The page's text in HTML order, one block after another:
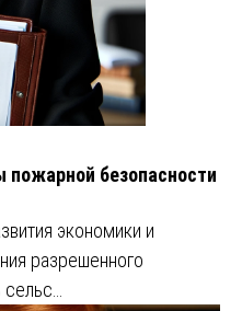
пожарной безопасности
экономики и
разрешенного